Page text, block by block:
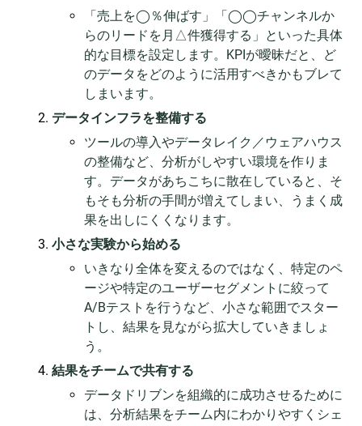
「売上を◯％伸ばす」「◯◯チャンネルか
らのリードを月△件獲得する」といった具体
的な目標を設定します。KPIが曖昧だと、ど
のデータをどのように活用すべきかもブレて
しまいます。
データインフラを整備する
ツールの導入やデータレイク／ウェアハウス
の整備など、分析がしやすい環境を作りま
す。データがあちこちに散在していると、そ
もそも分析の手間が増えてしまい、うまく成
果を出しにくくなります。
小さな実験から始める
いきなり全体を変えるのではなく、特定のペ
ージや特定のユーザーセグメントに絞って
A/Bテストを行うなど、小さな範囲でスター
トし、結果を見ながら拡大していきましょ
う。
結果をチームで共有する
データドリブンを組織的に成功させるために
は、分析結果をチーム内にわかりやすくシェ